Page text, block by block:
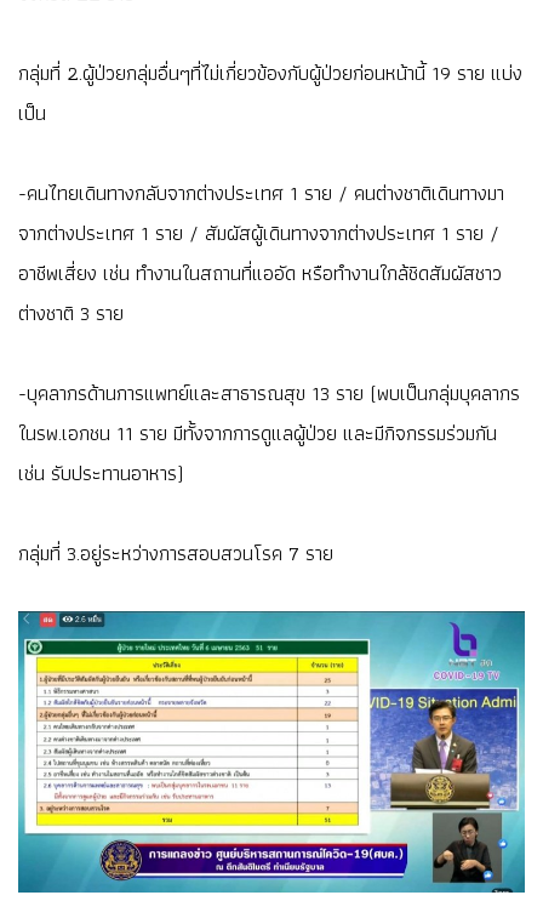
กลุ่มที่ 2.ผู้ป่วยกลุ่มอื่นๆที่ไม่เกี่ยวข้องกับผู้ป่วยก่อนหน้านี้ 19 ราย แบ่ง
เป็น
-คนไทยเดินทางกลับจากต่างประเทศ 1 ราย / คนต่างชาติเดินทางมา
จากต่างประเทศ 1 ราย / สัมผัสผู้เดินทางจากต่างประเทศ 1 ราย /
อาชีพเสี่ยง เช่น ทำงานในสถานที่แออัด หรือทำงานใกล้ชิดสัมผัสชาว
ต่างชาติ 3 ราย
-บุคลากรด้านการแพทย์และสาธารณสุข 13 ราย (พบเป็นกลุ่มบุคลากร
ในรพ.เอกชน 11 ราย มีทั้งจากการดูแลผู้ป่วย และมีกิจกรรมร่วมกัน
เช่น รับประทานอาหาร)
กลุ่มที่ 3.อยู่ระหว่างการสอบสวนโรค 7 ราย